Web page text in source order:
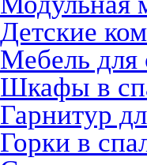
Детские
Мебель для
Шкафы в
Гарнитур
Горки в